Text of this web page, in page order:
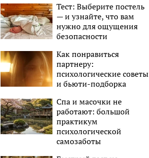
Тест: Выберите постель
— и узнайте, что вам
нужно для ощущения
безопасности
Как понравиться
партнеру:
психологические советы
и бьюти-подборка
Спа и масочки не
работают: большой
практикум
психологической
самозаботы